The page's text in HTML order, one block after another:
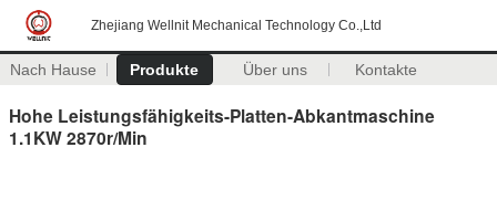
Zhejiang Wellnit Mechanical Technology Co.,Ltd
Nach Hause Produkte Über uns Kontakte
Hohe Leistungsfähigkeits-Platten-Abkantmaschine
1.1KW 2870r/Min